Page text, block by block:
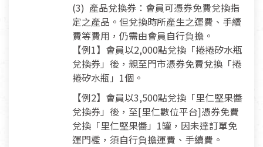
(3) 產品兌換券：會員可憑券免費兌換指
定之產品。但兌換時所產生之運費、手續
費等費用，仍需由會員自行負擔。
【例1】會員以2,000點兌換「捲捲矽水瓶
兌換券」後，親至門市憑券免費兌換「捲
捲矽水瓶」1個。
【例2】會員以3,500點兌換「里仁堅果醬
兌換券」後，至[里仁數位平台]憑券免費
兌換「里仁堅果醬」1罐，因未達訂單免
運門檻，須自行負擔運費、手續費。